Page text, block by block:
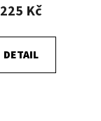
225 Kč
DETAIL